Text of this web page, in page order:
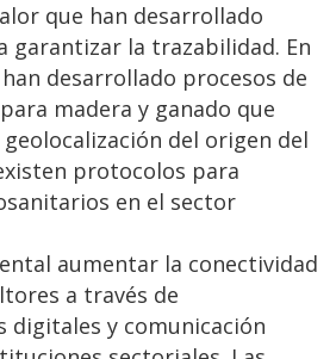
que han desarrollado
garantizar la trazabilidad. En
desarrollado procesos de
madera y ganado que
del origen del
protocolos para
en el sector
aumentar la conectividad
a través de
digitales y comunicación